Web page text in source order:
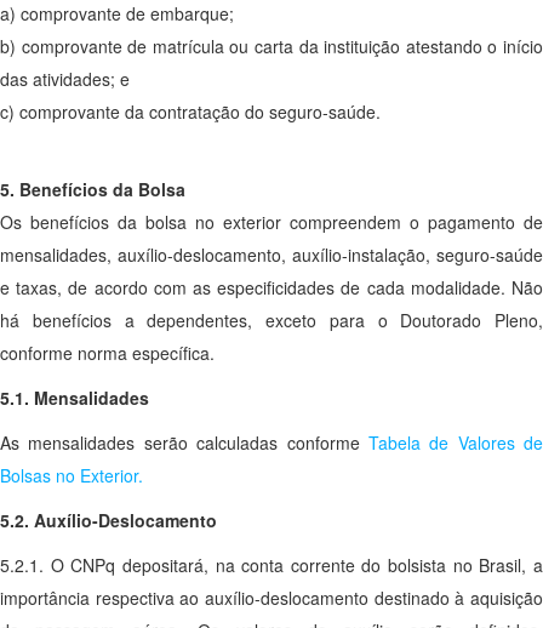
a) comprovante de embarque;
b) comprovante de matrícula ou carta da instituição atestando o início
das atividades; e
c) comprovante da contratação do seguro-saúde.
5. Benefícios da Bolsa
Os benefícios da bolsa no exterior compreendem o pagamento de
mensalidades, auxílio-deslocamento, auxílio-instalação, seguro-saúde
e taxas, de acordo com as especificidades de cada modalidade. Não
há benefícios a dependentes, exceto para o Doutorado Pleno,
conforme norma específica.
5.1. Mensalidades
As mensalidades serão calculadas conforme Tabela de Valores de
Bolsas no Exterior.
5.2. Auxílio-Deslocamento
5.2.1. O CNPq depositará, na conta corrente do bolsista no Brasil, a
importância respectiva ao auxílio-deslocamento destinado à aquisição